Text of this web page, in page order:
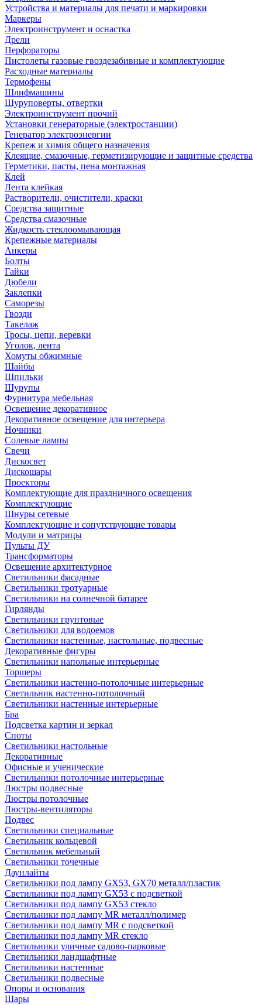
Устройства и материалы для печати и маркировки
Маркеры
Электроинструмент и оснастка
Дрели
Перфораторы
Пистолеты газовые гвоздезабивные и комплектующие
Расходные материалы
Термофены
Шлифмашины
Шуруповерты, отвертки
Электроинструмент прочий
Установки генераторные (электростанции)
Генератор электроэнергии
Крепеж и химия общего назначения
Клеящие, смазочные, герметизирующие и защитные средства
Герметики, пасты, пена монтажная
Клей
Лента клейкая
Растворители, очистители, краски
Средства защитные
Средства смазочные
Жидкость стеклоомывающая
Крепежные материалы
Анкеры
Болты
Гайки
Дюбели
Заклепки
Саморезы
Гвозди
Такелаж
Тросы, цепи, веревки
Уголок, лента
Хомуты обжимные
Шайбы
Шпильки
Шурупы
Фурнитура мебельная
Освещение декоративное
Декоративное освещение для интерьера
Ночники
Солевые лампы
Свечи
Дискосвет
Дискошары
Проекторы
Комплектующие для праздничного освещения
Комплектующие
Шнуры сетевые
Комплектующие и сопутствующие товары
Модули и матрицы
Пульты ДУ
Трансформаторы
Освещение архитектурное
Светильники фасадные
Светильники тротуарные
Светильники на солнечной батарее
Гирлянды
Светильники грунтовые
Светильники для водоемов
Светильники настенные, настольные, подвесные
Декоративные фигуры
Светильники напольные интерьерные
Торшеры
Светильники настенно-потолочные интерьерные
Светильник настенно-потолочный
Светильники настенные интерьерные
Бра
Подсветка картин и зеркал
Споты
Светильники настольные
Декоративные
Офисные и ученические
Светильники потолочные интерьерные
Люстры подвесные
Люстры потолочные
Люстры-вентиляторы
Подвес
Светильники специальные
Светильник кольцевой
Светильник мебельный
Светильники точечные
Даунлайты
Светильники под лампу GX53, GX70 металл/пластик
Светильники под лампу GX53 с подсветкой
Светильники под лампу GX53 стекло
Светильники под лампу MR металл/полимер
Светильники под лампу MR с подсветкой
Светильники под лампу MR стекло
Светильники уличные садово-парковые
Светильники ландшафтные
Светильники настенные
Светильники подвесные
Опоры и основания
Шары